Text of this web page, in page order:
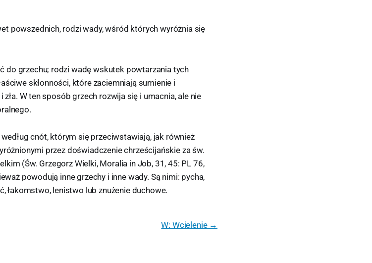
powszednich, rodzi wady, wśród których wyróżnia się
do grzechu; rodzi wadę wskutek powtarzania tych
skłonności, które zaciemniają sumienie i
W ten sposób grzech rozwija się i umacnia, ale nie
cnót, którym się przeciwstawiają, jak również
przez doświadczenie chrześcijańskie za św.
(Św. Grzegorz Wielki, Moralia in Job, 31, 45: PL 76,
powodują inne grzechy i inne wady. Są nimi: pycha,
łakomstwo, lenistwo lub znużenie duchowe.
W: Wcielenie →